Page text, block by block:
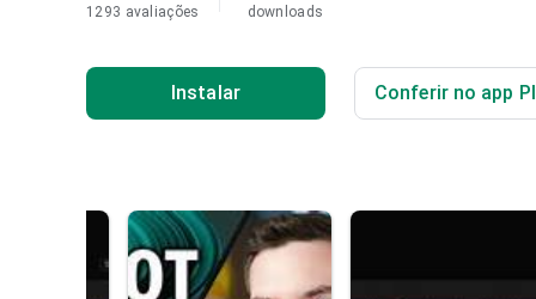
1293 avaliações
downloads
Instalar Conferir no app